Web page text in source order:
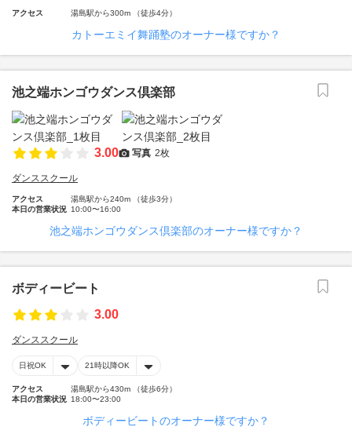
アクセス 湯島駅から300m （徒歩4分）
カトーエミイ舞踊塾のオーナー様ですか？
池之端ホンゴウダンス倶楽部
3.00 写真 2枚
ダンススクール
アクセス
湯島駅から240m （徒歩3分）
本日の営業状況 10:00〜16:00
池之端ホンゴウダンス倶楽部のオーナー様ですか？
ボディービート
3.00
ダンススクール
日祝OK 21時以降OK
アクセス
湯島駅から430m （徒歩6分）
本日の営業状況 18:00〜23:00
ボディービートのオーナー様ですか？